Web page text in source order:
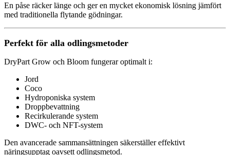
En påse räcker länge och ger en mycket ekonomisk lösning jämfört
med traditionella flytande gödningar.
Perfekt för alla odlingsmetoder
DryPart Grow och Bloom fungerar optimalt i:
Jord
Coco
Hydroponiska system
Droppbevattning
Recirkulerande system
DWC- och NFT-system
Den avancerade sammansättningen säkerställer effektivt
näringsupptag oavsett odlingsmetod.